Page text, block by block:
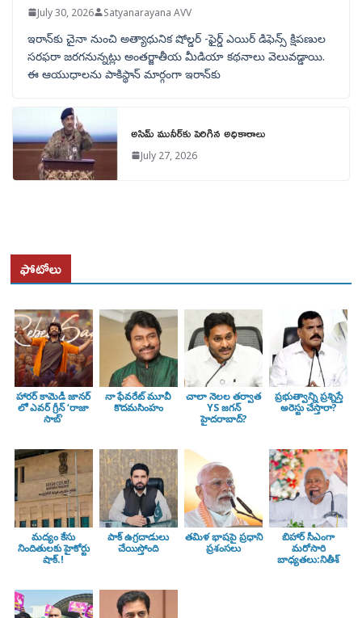
July 30, 2026 Satyanarayana AVV
ఇరాన్‌కు చైనా నుంచి అత్యాధునిక షోల్డర్‌ -ఫైర్డ్ ఎయిర్ డిఫెన్స్ క్షిపణుల
సరఫరా జరగనున్నట్లు అంతర్జాతీయ మీడియా కథనాలు వెలువడ్డాయి.
ఈ ఆయుధాలను పాకిస్థాన్‌ మార్గంగా ఇరాన్‌కు
అసిమ్ మునీర్‌కు పెరిగిన అధికారాలు
July 27, 2026
ఫోటోలు
హారర్ కామెడీ జానర్
లో ఎవర్ గ్రీన్ ‘రాజా
సాబ్’
నా ఫేవరేట్ మూవీ
కొదమసింహం
చాలా నెలల తర్వాత
YS జగన్
హైదరాబాద్?
ప్రభుత్వాన్ని ప్రశ్నిస్తే
అరెస్టు చేస్తారా?
మద్యం కేసు
నిందితులకు హైకోర్టు
షాక్.!
పాక్ ఉగ్రదాడులు
చేయిస్తోంది
తమిళ భాషపై ప్రధాని
ప్రశంసలు
బిహార్ సీఎంగా
మరోసారి
బాధ్యతలు:నితీశ్